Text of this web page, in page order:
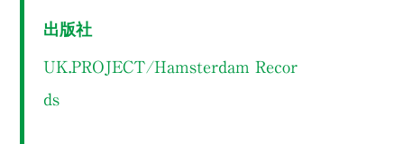
出版社
UK.PROJECT/Hamsterdam Recor
ds